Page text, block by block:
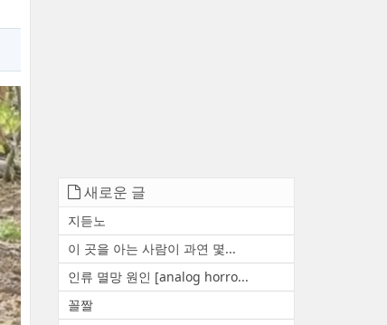
새로운 글
지듣노
이 곳을 아는 사람이 과연 몇...
인류 멸망 원인 [analog horro...
꼴짤